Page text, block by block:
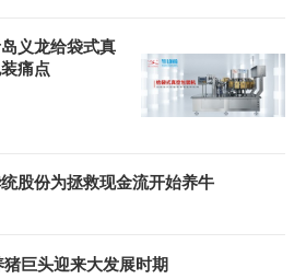
义龙给袋式真
痛点
股份为拯救现金流开始养牛
巨头迎来大发展时期